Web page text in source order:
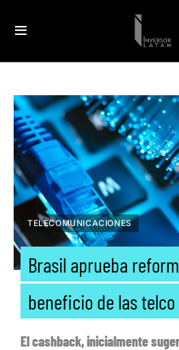
TELECOMUNICACIONES
Brasil aprueba
beneficio de las telco
El cashback, inicialmente